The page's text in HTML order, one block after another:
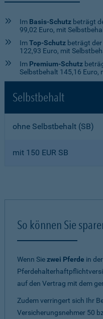
Im Basis-Schutz beträgt
99,02 Euro, mit
ImTop-Schutz beträgt
122,93 Euro, mit
Im Premium-Schutz
Selbstbehalt 145,16 Euro,
Selbstbehalt
ohne Selbstbehalt (SB)
mit 150 EUR SB
So können Sie
Wenn Siezwei Pferde in
auf den Vertrag mit dem
Zudem verringert sich Ihr
Versicherungsnehmer 50